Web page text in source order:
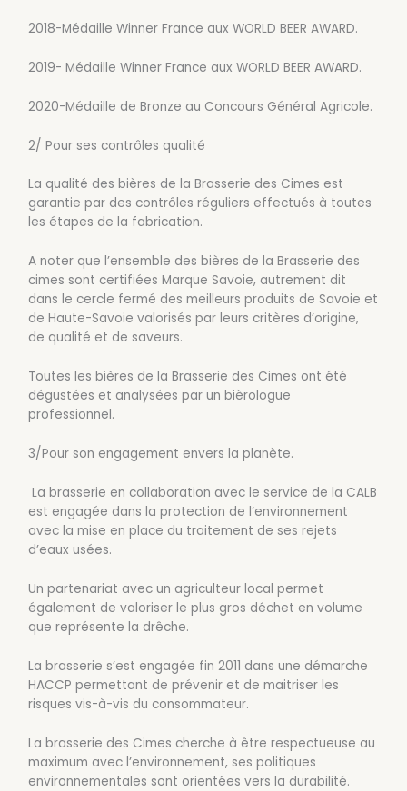
2018-Médaille Winner France aux WORLD BEER AWARD.
2019- Médaille Winner France aux WORLD BEER AWARD.
2020-Médaille de Bronze au Concours Général Agricole.
2/ Pour ses contrôles qualité
La qualité des bières de la Brasserie des Cimes est
garantie par des contrôles réguliers effectués à toutes
les étapes de la fabrication.
A noter que l’ensemble des bières de la Brasserie des
cimes sont certifiées Marque Savoie, autrement dit
dans le cercle fermé des meilleurs produits de Savoie et
de Haute-Savoie valorisés par leurs critères d’origine,
de qualité et de saveurs.
Toutes les bières de la Brasserie des Cimes ont été
dégustées et analysées par un bièrologue
professionnel.
3/Pour son engagement envers la planète.
La brasserie en collaboration avec le service de la CALB
est engagée dans la protection de l’environnement
avec la mise en place du traitement de ses rejets
d’eaux usées.
Un partenariat avec un agriculteur local permet
également de valoriser le plus gros déchet en volume
que représente la drêche.
La brasserie s’est engagée fin 2011 dans une démarche
HACCP permettant de prévenir et de maitriser les
risques vis-à-vis du consommateur.
La brasserie des Cimes cherche à être respectueuse au
maximum avec l’environnement, ses politiques
environnementales sont orientées vers la durabilité.